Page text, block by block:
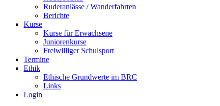
Ruderanlässe / Wanderfahrten
Berichte
Kurse
Kurse für Erwachsene
Juniorenkurse
Freiwilliger Schulsport
Termine
Ethik
Ethische Grundwerte im BRC
Links
Login